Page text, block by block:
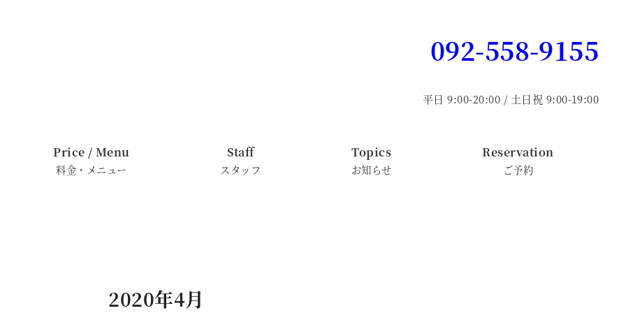
092-558-9155
平日 9:00-20:00 / 土日祝 9:00-19:00
Price / Menu
料金・メニュー
Staff
スタッフ
Topics
お知らせ
Reservation
ご予約
2020年4月